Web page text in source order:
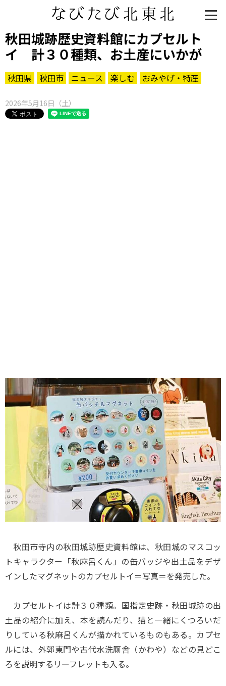
秋田城跡歴史資料館にカプセルト
イ 計３０種類、お土産にいかが
秋田県 秋田市 ニュース 楽しむ おみやげ・特産
2026年5月16日（土）
秋田市寺内の秋田城跡歴史資料館は、秋田城のマスコッ
トキャラクター「秋麻呂くん」の缶バッジや出土品をデザ
インしたマグネットのカプセルトイ＝写真＝を発売した。
カプセルトイは計３０種類。国指定史跡・秋田城跡の出
土品の紹介に加え、本を読んだり、猫と一緒にくつろいだ
りしている秋麻呂くんが描かれているものもある。カプセ
ルには、外郭東門や古代水洗厠舎（かわや）などの見どこ
ろを説明するリーフレットも入る。